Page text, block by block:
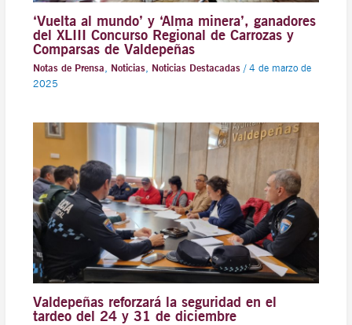
‘Vuelta al mundo’ y ‘Alma minera’, ganadores
del XLIII Concurso Regional de Carrozas y
Comparsas de Valdepeñas
Notas de Prensa, Noticias, Noticias Destacadas/ 4 de marzo de
2025
Valdepeñas reforzará la seguridad en el
tardeo del 24 y 31 de diciembre